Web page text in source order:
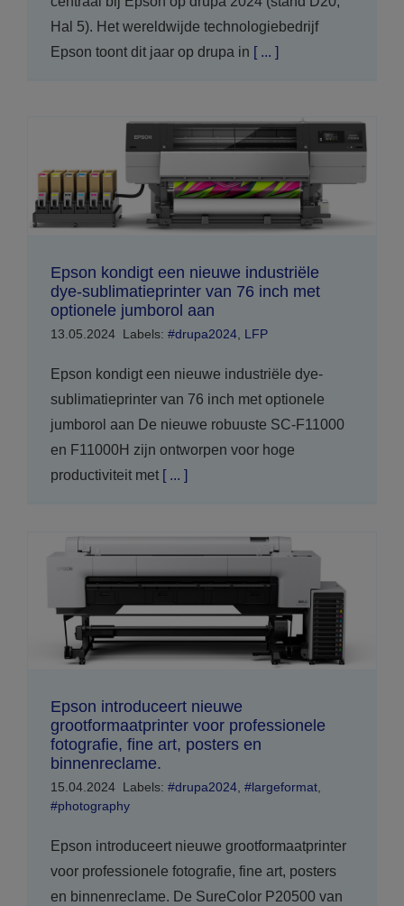
Hal 5). Het wereldwijde technologiebedrijf
Epson toont dit jaar op drupa in [ ... ]
Epson kondigt een nieuwe industriële
dye-sublimatieprinter van 76 inch met
optionele jumborol aan
13.05.2024 Labels: #drupa2024, LFP
Epson kondigt een nieuwe industriële dye-
sublimatieprinter van 76 inch met optionele
jumborol aan De nieuwe robuuste SC-F11000
en F11000H zijn ontworpen voor hoge
productiviteit met[ ... ]
Epson introduceert nieuwe
grootformaatprinter voor professionele
fotografie, fine art, posters en
binnenreclame.
15.04.2024 Labels: #drupa2024, #largeformat,
#photography
Epson introduceert nieuwe grootformaatprinter
voor professionele fotografie, fine art, posters
en binnenreclame. De SureColor P20500 van